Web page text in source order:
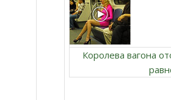
Королева вагона